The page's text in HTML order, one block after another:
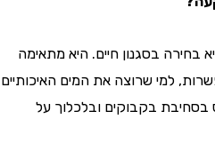
בסגנון חיים. היא מתאימה
שרוצה את המים האיכותיים
בקבוקים ובלכלוך על